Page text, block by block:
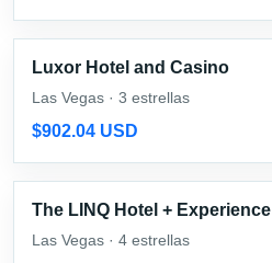
Luxor Hotel and Casino
Las Vegas · 3 estrellas
$902.04 USD
The LINQ Hotel + Experience
Las Vegas · 4 estrellas